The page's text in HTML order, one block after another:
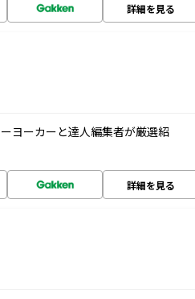
詳細を見る
ヨーカーと達人編集者が厳選紹
詳細を見る